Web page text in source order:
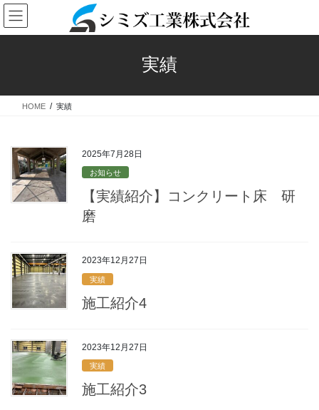
コ
ン
テ
ス
ナ
ビ
ゲ
ン
実績
HOME 実績
2025年7月28日
お知らせ
【実績紹介】コンクリート床 研
磨
2023年12月27日
実績
施工紹介4
2023年12月27日
実績
施工紹介3